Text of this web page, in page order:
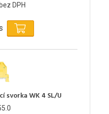
DPH
svorka WK 4 SL/U